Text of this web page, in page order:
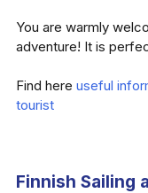
You are warmly
adventure! It is
Find here useful
tourist
Finnish Sailing